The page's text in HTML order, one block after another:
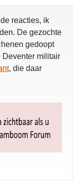
reacties, ik
De gezochte
gedoopt
Deventer militair
, die daar